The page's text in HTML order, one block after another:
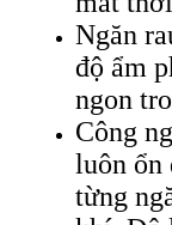
Ngăn
độ ẩm
ngon
Công
luôn ổn
từng